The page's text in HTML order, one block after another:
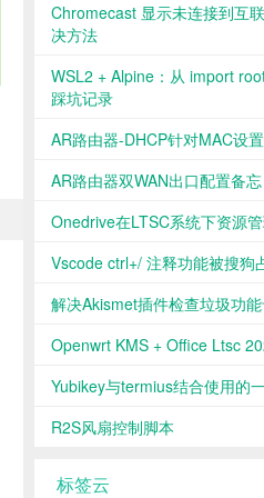
Chromecast 显示未连接到互
决方法
WSL2 + Alpine：从 import
踩坑记录
AR路由器-DHCP针对MAC设
AR路由器双WAN出口配置备忘
Onedrive在LTSC系统下资源
Vscode ctrl+/ 注释功能被搜狗
解决Akismet插件检查垃圾功
Openwrt KMS + Office Ltsc
Yubikey与termius结合使用的
R2S风扇控制脚本
标签云